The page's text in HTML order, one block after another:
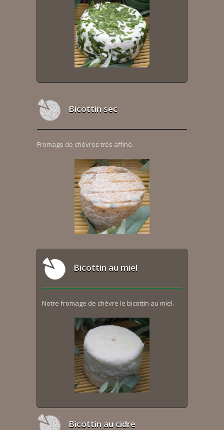
Bicottin sec
Fromage de chèvres très affiné.
Bicottin au miel
Notre fromage de chèvre le bicottin au miel.
Bicottin au cidre